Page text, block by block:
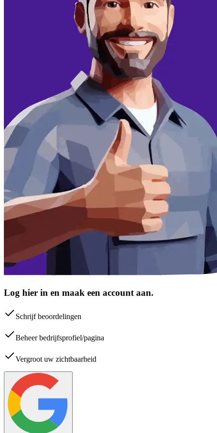
Log hier in en maak een account aan.
Schrijf beoordelingen
Beheer bedrijfsprofiel/pagina
Vergroot uw zichtbaarheid